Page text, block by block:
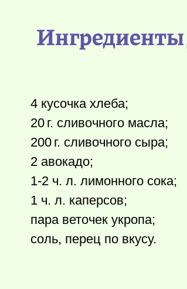
Ингредиенты
4 кусочка хлеба;
20 г. сливочного масла;
200 г. сливочного сыра;
2 авокадо;
1-2 ч. л. лимонного сока;
1 ч. л. каперсов;
пара веточек укропа;
соль, перец по вкусу.